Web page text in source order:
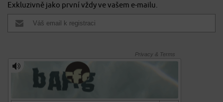
Exkluzivně jako první vždy ve vašem e-mailu.